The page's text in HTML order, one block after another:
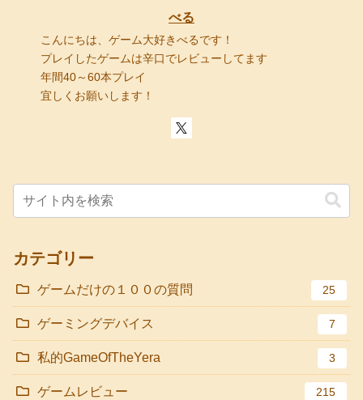
べる
こんにちは、ゲーム大好きべるです！
プレイしたゲームは辛口でレビューしてます
年間40～60本プレイ
宜しくお願いします！
カテゴリー
ゲームだけの１００の質問 25
ゲーミングデバイス 7
私的GameOfTheYera 3
ゲームレビュー 215